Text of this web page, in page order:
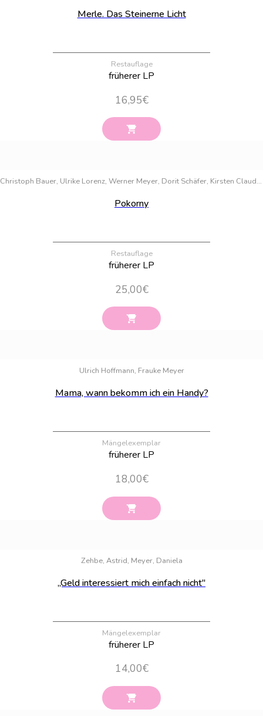
Merle. Das Steinerne Licht
Restauflage
früherer LP
16,95€
Christoph Bauer, Ulrike Lorenz, Werner Meyer, Dorit Schäfer, Kirsten Claudia Voigt
Pokorny
Restauflage
früherer LP
25,00€
Ulrich Hoffmann, Frauke Meyer
Mama, wann bekomm ich ein Handy?
Mängelexemplar
früherer LP
18,00€
Zehbe, Astrid, Meyer, Daniela
„Geld interessiert mich einfach nicht"
Mängelexemplar
früherer LP
14,00€